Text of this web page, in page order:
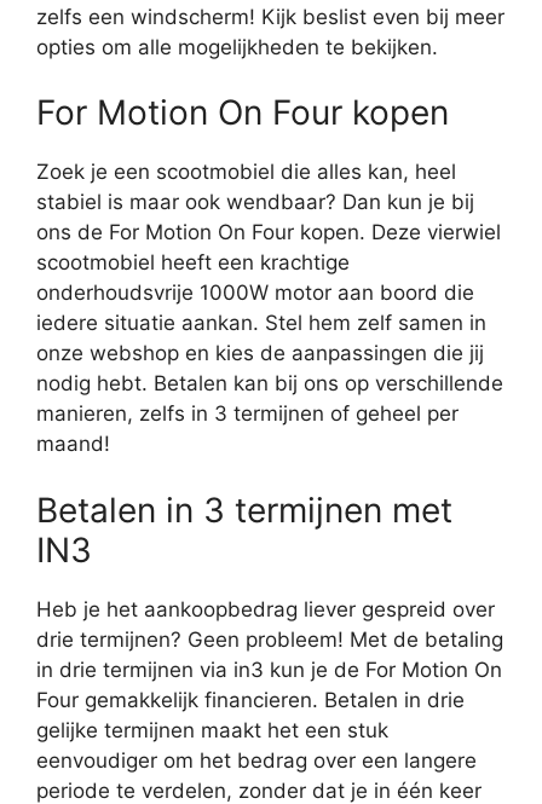
zelfs een windscherm! Kijk beslist even bij meer
opties om alle mogelijkheden te bekijken.
For Motion On Four kopen
Zoek je een scootmobiel die alles kan, heel
stabiel is maar ook wendbaar? Dan kun je bij
ons de For Motion On Four kopen. Deze vierwiel
scootmobiel heeft een krachtige
onderhoudsvrije 1000W motor aan boord die
iedere situatie aankan. Stel hem zelf samen in
onze webshop en kies de aanpassingen die jij
nodig hebt. Betalen kan bij ons op verschillende
manieren, zelfs in 3 termijnen of geheel per
maand!
Betalen in 3 termijnen met
IN3
Heb je het aankoopbedrag liever gespreid over
drie termijnen? Geen probleem! Met de betaling
in drie termijnen via in3 kun je de For Motion On
Four gemakkelijk financieren. Betalen in drie
gelijke termijnen maakt het een stuk
eenvoudiger om het bedrag over een langere
periode te verdelen, zonder dat je in één keer